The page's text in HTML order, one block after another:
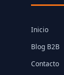
Inicio
Blog B2B
Contacto